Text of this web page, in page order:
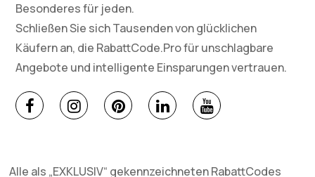
Besonderes für jeden.
Schließen Sie sich Tausenden von glücklichen
Käufern an, die RabattCode.Pro für unschlagbare
Angebote und intelligente Einsparungen vertrauen.
Alle als „EXKLUSIV“ gekennzeichneten RabattCodes